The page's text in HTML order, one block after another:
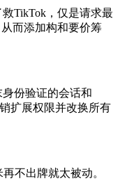
TikTok，仅是请求最
而添加构和要价筹
份验证的会话和
扩展权限并改换所有
不出牌就太被动。